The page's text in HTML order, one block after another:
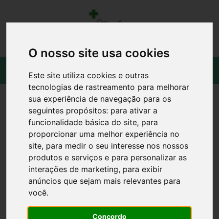
O nosso site usa cookies
Este site utiliza cookies e outras
tecnologias de rastreamento para melhorar
sua experiência de navegação para os
seguintes propósitos: para ativar a
funcionalidade básica do site, para
proporcionar uma melhor experiência no
site, para medir o seu interesse nos nossos
produtos e serviços e para personalizar as
interações de marketing, para exibir
anúncios que sejam mais relevantes para
você.
Concordo